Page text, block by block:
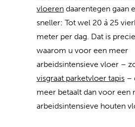
vloeren daarentegen gaan
sneller: Tot wel 20 á 25
meter per dag. Dat is
waarom u voor een meer
arbeidsintensieve vloer –
visgraat parketvloer tapis –
meer betaalt dan voor een
arbeidsintensieve houten